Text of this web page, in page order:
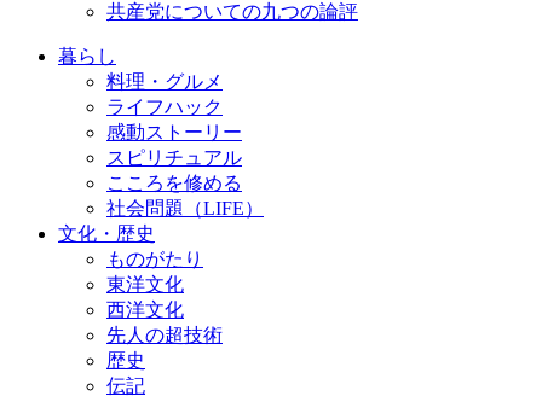
共産党についての九つの論評
暮らし
料理・グルメ
ライフハック
感動ストーリー
スピリチュアル
こころを修める
社会問題（LIFE）
文化・歴史
ものがたり
東洋文化
西洋文化
先人の超技術
歴史
伝記